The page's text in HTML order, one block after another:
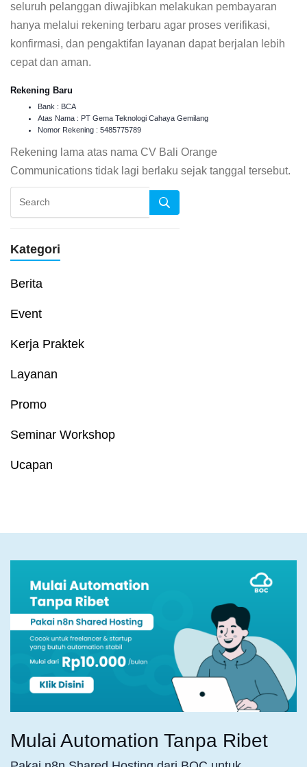
seluruh pelanggan diwajibkan melakukan pembayaran
hanya melalui rekening terbaru agar proses verifikasi,
konfirmasi, dan pengaktifan layanan dapat berjalan lebih
cepat dan aman.
Rekening Baru
Bank : BCA
Atas Nama : PT Gema Teknologi Cahaya Gemilang
Nomor Rekening : 5485775789
Rekening lama atas nama CV Bali Orange
Communications tidak lagi berlaku sejak tanggal tersebut.
Kategori
Berita
Event
Kerja Praktek
Layanan
Promo
Seminar Workshop
Ucapan
Mulai Automation Tanpa Ribet